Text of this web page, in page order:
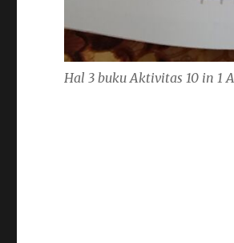
Hal 3 bukuAktivitas 10 in 1